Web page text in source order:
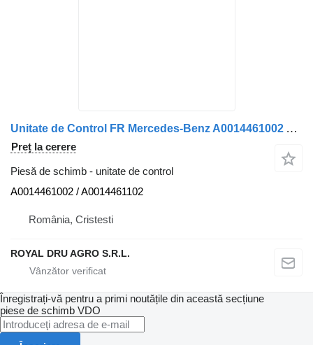
Unitate de Control FR Mercedes-Benz A0014461002 A0014461102 pentru camion VDO 24V
Preț la cerere
Piesă de schimb - unitate de control
A0014461002 / A0014461102
România, Cristesti
ROYAL DRU AGRO S.R.L.
Înregistrați-vă pentru a primi noutățile din această secțiune
piese de schimb VDO